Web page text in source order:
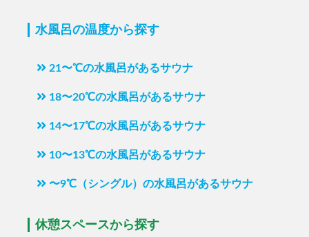
水風呂の温度から探す
21〜℃の水風呂があるサウナ
18〜20℃の水風呂があるサウナ
14〜17℃の水風呂があるサウナ
10〜13℃の水風呂があるサウナ
〜9℃（シングル）の水風呂があるサウナ
休憩スペースから探す